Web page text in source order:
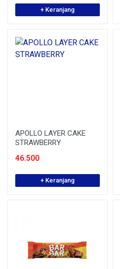
+ Keranjang
APOLLO LAYER CAKE
STRAWBERRY
46.500
+ Keranjang